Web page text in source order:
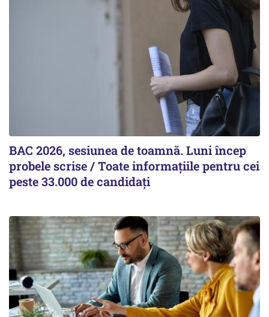
BAC 2026, sesiunea de toamnă. Luni încep
probele scrise / Toate informațiile pentru cei
peste 33.000 de candidați